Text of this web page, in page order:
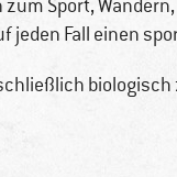
Sport,
jeden Fall einen